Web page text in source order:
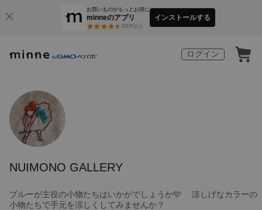
お買いものがもっとお得に
minneのアプリ
3万件以上
インストールする
ログイン
NUIMONO GALLERY
ブルーが主役の小物たちはいかがでしょうか🩵 涼しげなカラーの
小物たちで手元を涼しくしてみませんか？